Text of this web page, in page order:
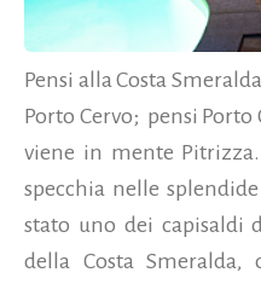
Pensi alla Costa
Porto Cervo; pensi
viene in mente
specchia nelle
stato uno dei capisaldi
della Costa